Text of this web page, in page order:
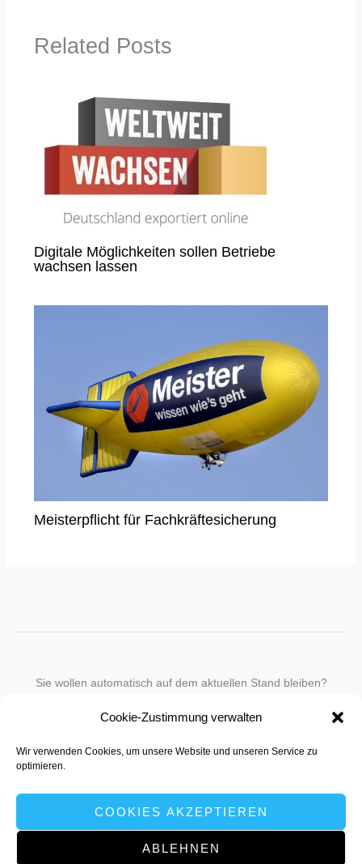
Cookie-Zustimmung verwalten
Wir verwenden Cookies, um unsere Website und unseren Service zu
optimieren.
COOKIES AKZEPTIEREN
ABLEHNEN
Related Posts
Digitale Möglichkeiten sollen Betriebe
wachsen lassen
Meisterpflicht für Fachkräftesicherung
Sie wollen automatisch auf dem aktuellen Stand bleiben?
in unseren Newsletter-Service auf.
Senden Sie für ein Angebot einfach eine